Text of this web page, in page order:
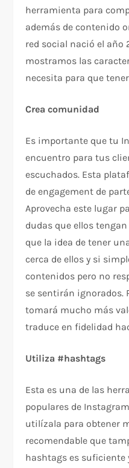
herramienta para
además de contenido
red social nació el año
mostramos las
necesita para que
Crea comunidad
Es importante que tu
encuentro para tus
escuchados. Esta
de engagement de
Aprovecha este lugar
dudas que ellos
que la idea de tener
cerca de ellos y si
contenidos pero no
se sentirán ignorados.
tomará mucho más
traduce en fidelidad
Utiliza #hashtags
Esta es una de las
populares de
utilízala para obtener
recomendable que
hashtags es suficiente